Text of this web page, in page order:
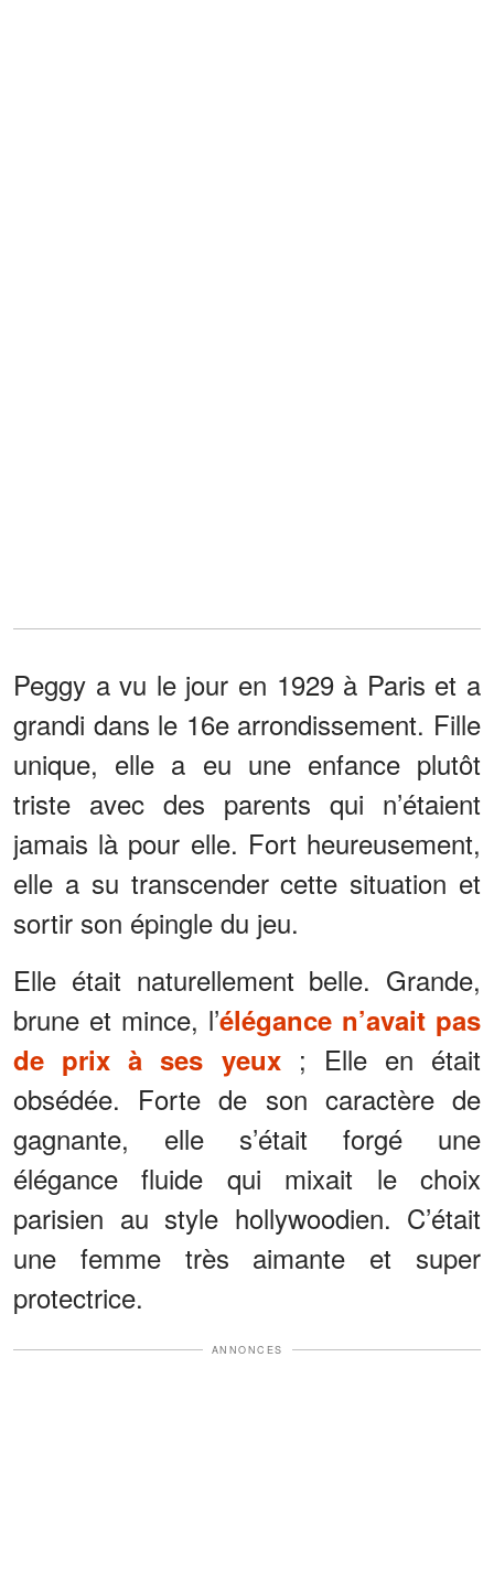
Peggy a vu le jour en 1929 à Paris et a
grandi dans le 16e arrondissement. Fille
unique, elle a eu une enfance plutôt
triste avec des parents qui n’étaient
jamais là pour elle. Fort heureusement,
elle a su transcender cette situation et
sortir son épingle du jeu.
Elle était naturellement belle. Grande,
brune et mince, l’élégance n’avait pas
de prix à ses yeux; Elle en était
obsédée. Forte de son caractère de
gagnante, elle s’était forgé une
élégance fluide qui mixait le choix
parisien au style hollywoodien. C’était
une femme très aimante et super
protectrice.
ANNONCES